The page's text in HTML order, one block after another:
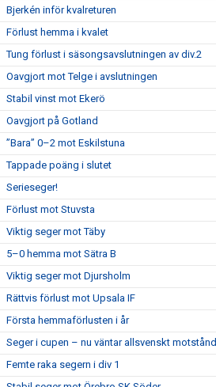
Bjerkén inför kvalreturen
Förlust hemma i kvalet
Tung förlust i säsongsavslutningen av div.2
Oavgjort mot Telge i avslutningen
Stabil vinst mot Ekerö
Oavgjort på Gotland
”Bara” 0–2 mot Eskilstuna
Tappade poäng i slutet
Serieseger!
Förlust mot Stuvsta
Viktig seger mot Täby
5–0 hemma mot Sätra B
Viktig seger mot Djursholm
Rättvis förlust mot Upsala IF
Första hemmaförlusten i år
Seger i cupen – nu väntar allsvenskt motstånd
Femte raka segern i div 1